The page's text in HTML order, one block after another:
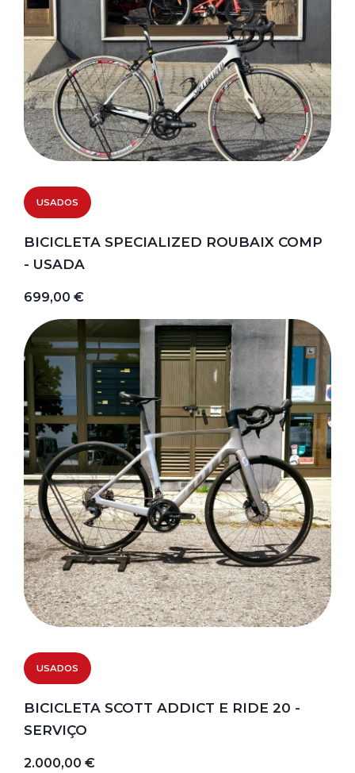
USADOS
BICICLETA SPECIALIZED ROUBAIX COMP
- USADA
699,00 €
USADOS
BICICLETA SCOTT ADDICT E RIDE 20 -
SERVIÇO
2.000,00 €